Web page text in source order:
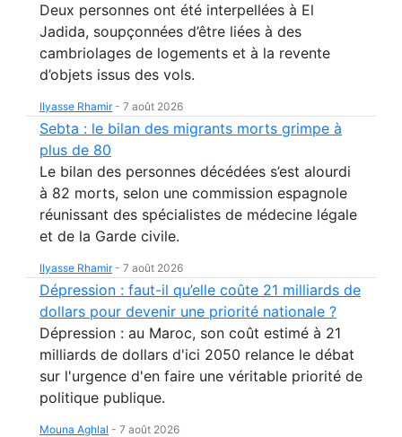
Deux personnes ont été interpellées à El
Jadida, soupçonnées d’être liées à des
cambriolages de logements et à la revente
d’objets issus des vols.
Ilyasse Rhamir- 7 août 2026
Sebta : le bilan des migrants morts grimpe à
plus de 80
Le bilan des personnes décédées s’est alourdi
à 82 morts, selon une commission espagnole
réunissant des spécialistes de médecine légale
et de la Garde civile.
Ilyasse Rhamir- 7 août 2026
Dépression : faut-il qu’elle coûte 21 milliards de
dollars pour devenir une priorité nationale ?
Dépression : au Maroc, son coût estimé à 21
milliards de dollars d'ici 2050 relance le débat
sur l'urgence d'en faire une véritable priorité de
politique publique.
Mouna Aghlal - 7 août 2026